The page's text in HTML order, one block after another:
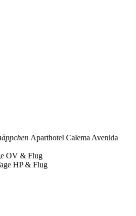
Aparthotel Calema Avenida
OV & Flug
HP & Flug